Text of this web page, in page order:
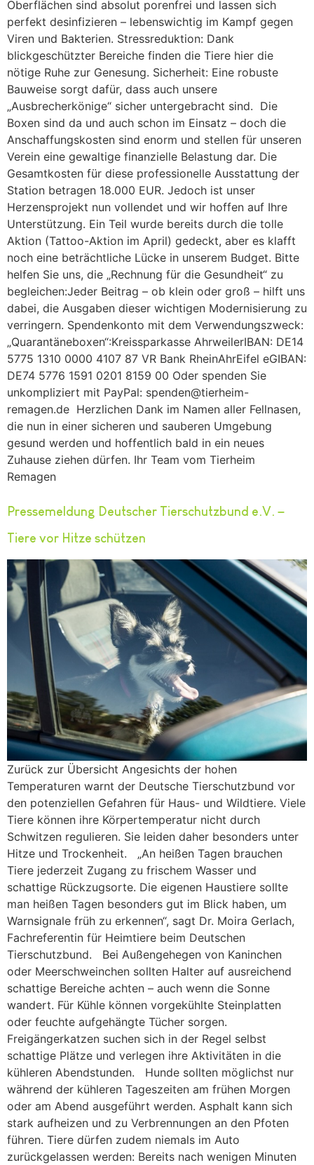
Oberflächen sind absolut porenfrei und lassen sich
perfekt desinfizieren – lebenswichtig im Kampf gegen
Viren und Bakterien. Stressreduktion: Dank
blickgeschützter Bereiche finden die Tiere hier die
nötige Ruhe zur Genesung. Sicherheit: Eine robuste
Bauweise sorgt dafür, dass auch unsere
„Ausbrecherkönige“ sicher untergebracht sind. Die
Boxen sind da und auch schon im Einsatz – doch die
Anschaffungskosten sind enorm und stellen für unseren
Verein eine gewaltige finanzielle Belastung dar. Die
Gesamtkosten für diese professionelle Ausstattung der
Station betragen 18.000 EUR. Jedoch ist unser
Herzensprojekt nun vollendet und wir hoffen auf Ihre
Unterstützung. Ein Teil wurde bereits durch die tolle
Aktion (Tattoo-Aktion im April) gedeckt, aber es klafft
noch eine beträchtliche Lücke in unserem Budget. Bitte
helfen Sie uns, die „Rechnung für die Gesundheit“ zu
begleichen:Jeder Beitrag – ob klein oder groß – hilft uns
dabei, die Ausgaben dieser wichtigen Modernisierung zu
verringern. Spendenkonto mit dem Verwendungszweck:
„Quarantäneboxen“:Kreissparkasse AhrweilerIBAN: DE14
5775 1310 0000 4107 87 VR Bank RheinAhrEifel eGIBAN:
DE74 5776 1591 0201 8159 00 Oder spenden Sie
unkompliziert mit PayPal: spenden@tierheim-
remagen.de Herzlichen Dank im Namen aller Fellnasen,
die nun in einer sicheren und sauberen Umgebung
gesund werden und hoffentlich bald in ein neues
Zuhause ziehen dürfen. Ihr Team vom Tierheim
Remagen
Pressemeldung Deutscher Tierschutzbund e.V. –
Tiere vor Hitze schützen
Zurück zur Übersicht Angesichts der hohen
Temperaturen warnt der Deutsche Tierschutzbund vor
den potenziellen Gefahren für Haus- und Wildtiere. Viele
Tiere können ihre Körpertemperatur nicht durch
Schwitzen regulieren. Sie leiden daher besonders unter
Hitze und Trockenheit. „An heißen Tagen brauchen
Tiere jederzeit Zugang zu frischem Wasser und
schattige Rückzugsorte. Die eigenen Haustiere sollte
man heißen Tagen besonders gut im Blick haben, um
Warnsignale früh zu erkennen“, sagt Dr. Moira Gerlach,
Fachreferentin für Heimtiere beim Deutschen
Tierschutzbund. Bei Außengehegen von Kaninchen
oder Meerschweinchen sollten Halter auf ausreichend
schattige Bereiche achten – auch wenn die Sonne
wandert. Für Kühle können vorgekühlte Steinplatten
oder feuchte aufgehängte Tücher sorgen.
Freigängerkatzen suchen sich in der Regel selbst
schattige Plätze und verlegen ihre Aktivitäten in die
kühleren Abendstunden. Hunde sollten möglichst nur
während der kühleren Tageszeiten am frühen Morgen
oder am Abend ausgeführt werden. Asphalt kann sich
stark aufheizen und zu Verbrennungen an den Pfoten
führen. Tiere dürfen zudem niemals im Auto
zurückgelassen werden: Bereits nach wenigen Minuten